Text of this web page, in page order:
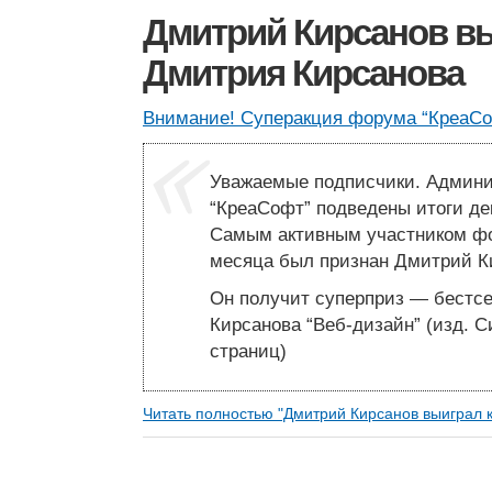
Дмитрий Кирсанов
Дмитрия Кирсанова
Внимание! Суперакция форума
Уважаемые подписчики.
“КреаСофт” подведены итоги
Самым активным участником
месяца был признан Дмитрий
Он получит суперприз —
Кирсанова “Веб-дизайн” (изд.
страниц)
Читать полностью "Дмитрий Кирсанов